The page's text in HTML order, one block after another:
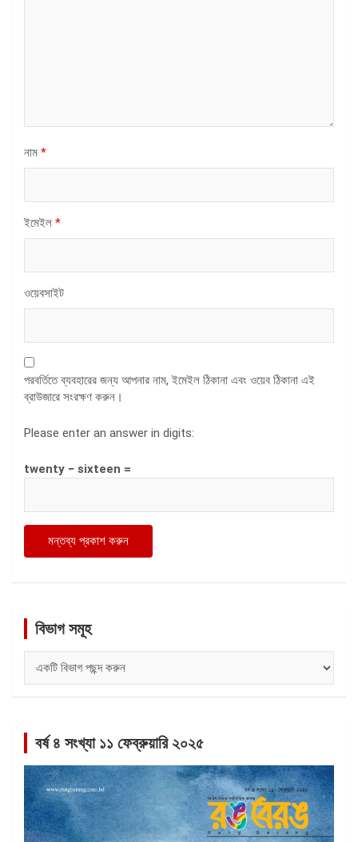
নাম *
ইমেইল *
ওয়েবসাইট
পরবর্তিতে ব্যবহারের জন্য আপনার নাম, ইমেইল ঠিকানা এবং ওয়েব ঠিকানা এই
ব্রাউজারে সংরক্ষণ করুন।
Please enter an answer in digits:
twenty − sixteen =
বিভাগ সমূহ
সমূহ
বর্ষ ৪ সংখ্যা ১১ ফেব্রুয়ারি ২০২৫